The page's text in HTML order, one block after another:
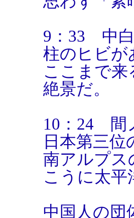
9：33 中白
柱のヒビが
ここまで
絶景だ。
10：24 間
日本第三位
南アルプス
こうに太平
中国人の団